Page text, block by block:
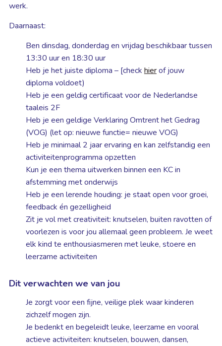
werk.
Daarnaast:
Ben dinsdag, donderdag en vrijdag beschikbaar tussen
13:30 uur en 18:30 uur
Heb je het juiste diploma – [check hierof jouw
diploma voldoet)
Heb je een geldig certificaat voor de Nederlandse
taaleis 2F
Heb je een geldige Verklaring Omtrent het Gedrag
(VOG) (let op: nieuwe functie= nieuwe VOG)
Heb je minimaal 2 jaar ervaring en kan zelfstandig een
activiteitenprogramma opzetten
Kun je een thema uitwerken binnen een KC in
afstemming met onderwijs
Heb je een lerende houding: je staat open voor groei,
feedback én gezelligheid
Zit je vol met creativiteit: knutselen, buiten ravotten of
voorlezen is voor jou allemaal geen probleem. Je weet
elk kind te enthousiasmeren met leuke, stoere en
leerzame activiteiten
Dit verwachten we van jou
Je zorgt voor een fijne, veilige plek waar kinderen
zichzelf mogen zijn.
Je bedenkt en begeleidt leuke, leerzame en vooral
actieve activiteiten: knutselen, bouwen, dansen,